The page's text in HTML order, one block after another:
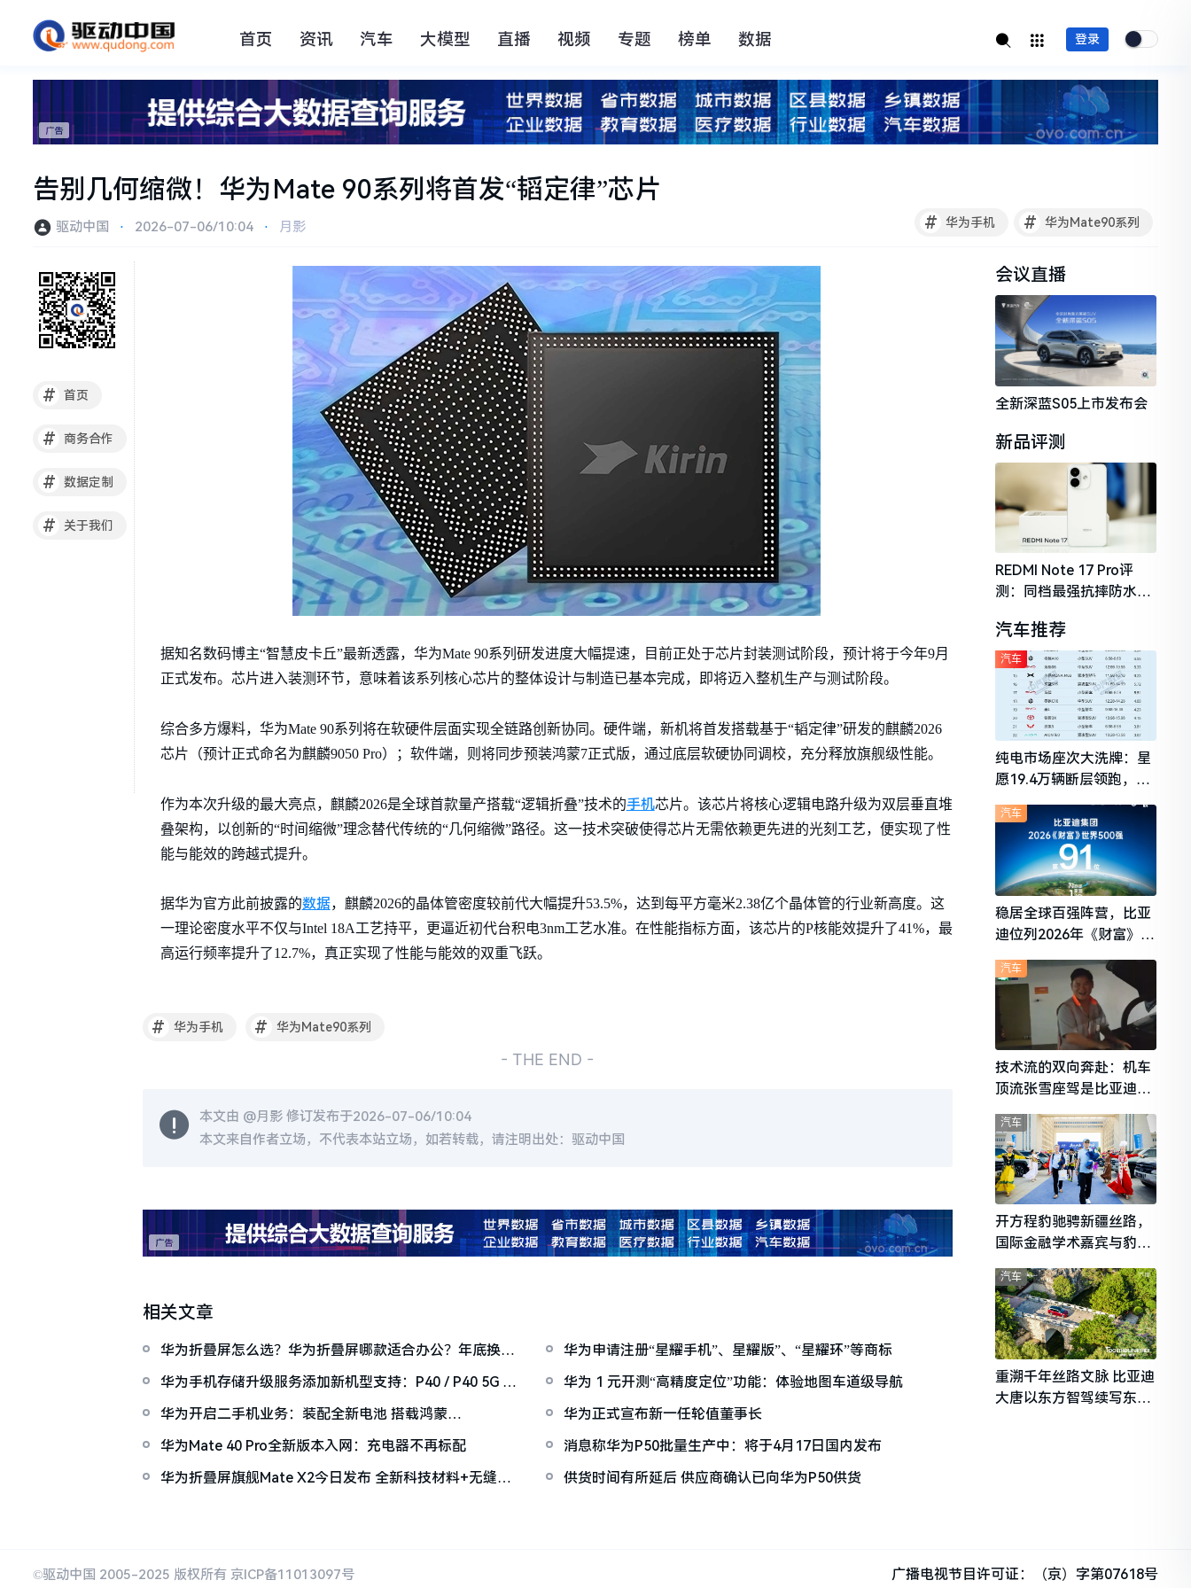
首页 资讯 汽车 大模型 直播 视频 专题 榜单 数据 登录
告别几何缩微！华为Mate 90系列将首发“韬定律”芯片
# 华为手机 # 华为Mate90系列
驱动中国 ⋅ 2026-07-06/10:04 ⋅ 月影
# 首页
# 商务合作
# 数据定制
# 关于我们
据知名数码博主“智慧皮卡丘”最新透露，华为Mate 90系列研发进度大幅提速，目前正处于芯片封装测试阶段，预计将于今年9月
正式发布。芯片进入装测环节，意味着该系列核心芯片的整体设计与制造已基本完成，即将迈入整机生产与测试阶段。
综合多方爆料，华为Mate 90系列将在软硬件层面实现全链路创新协同。硬件端，新机将首发搭载基于“韬定律”研发的麒麟2026
芯片（预计正式命名为麒麟9050 Pro）；软件端，则将同步预装鸿蒙7正式版，通过底层软硬协同调校，充分释放旗舰级性能。
作为本次升级的最大亮点，麒麟2026是全球首款量产搭载“逻辑折叠”技术的手机芯片。该芯片将核心逻辑电路升级为双层垂直堆
叠架构，以创新的“时间缩微”理念替代传统的“几何缩微”路径。这一技术突破使得芯片无需依赖更先进的光刻工艺，便实现了性
能与能效的跨越式提升。
据华为官方此前披露的数据，麒麟2026的晶体管密度较前代大幅提升53.5%，达到每平方毫米2.38亿个晶体管的行业新高度。这
一理论密度水平不仅与Intel 18A工艺持平，更逼近初代台积电3nm工艺水准。在性能指标方面，该芯片的P核能效提升了41%，最
高运行频率提升了12.7%，真正实现了性能与能效的双重飞跃。
# 华为手机 # 华为Mate90系列
- THE END -
本文由 @月影修订发布于2026-07-06/10:04
本文来自作者立场，不代表本站立场，如若转载，请注明出处：驱动中国
相关文章
华为折叠屏怎么选？华为折叠屏哪款适合办公？年底换机
指南请收好！
华为申请注册“星耀手机”、星耀版”、“星耀环”等商标
华为手机存储升级服务添加新机型支持：P40 / P40 5G /
P40 Pro
华为 1 元开测“高精度定位”功能：体验地图车道级导航
华为开启二手机业务：装配全新电池 搭载鸿蒙
HarmonyOS 2 一年质保
华为正式宣布新一任轮值董事长
华为Mate 40 Pro全新版本入网：充电器不再标配
消息称华为P50批量生产中：将于4月17日国内发布
华为折叠屏旗舰Mate X2今日发布 全新科技材料+无缝设
供货时间有所延后 供应商确认已向华为P50供货
会议直播
全新深蓝S05上市发布会
新品评测
REDMI Note 17 Pro评
测：同档最强抗摔防水，
守门员
汽车推荐
纯电市场座次大洗牌：星
愿19.4万辆断层领跑，理
想i6成最强黑马
汽车
稳居全球百强阵营，比亚
迪位列2026年《财富》世
汽车
技术流的双向奔赴：机车
顶流张雪座驾是比亚迪秦
L
汽车
开方程豹驰骋新疆丝路，
国际金融学术嘉宾与豹友
共赴山海热爱
汽车
重溯千年丝路文脉 比亚迪
大唐以东方智驾续写东西
汽车
©驱动中国 2005-2025 版权所有 京ICP备11013097号 广播电视节目许可证：（京）字第07618号